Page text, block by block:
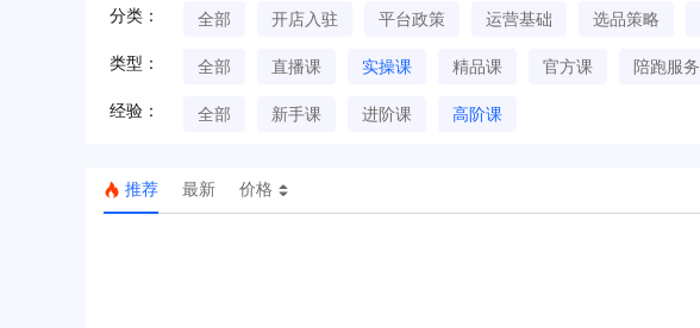
分类： 全部 开店入驻 平台政策 运营基础 选品策略
类型： 全部 直播课 实操课 精品课 官方课 陪跑服务
经验： 全部 新手课 进阶课 高阶课
推荐 最新 价格